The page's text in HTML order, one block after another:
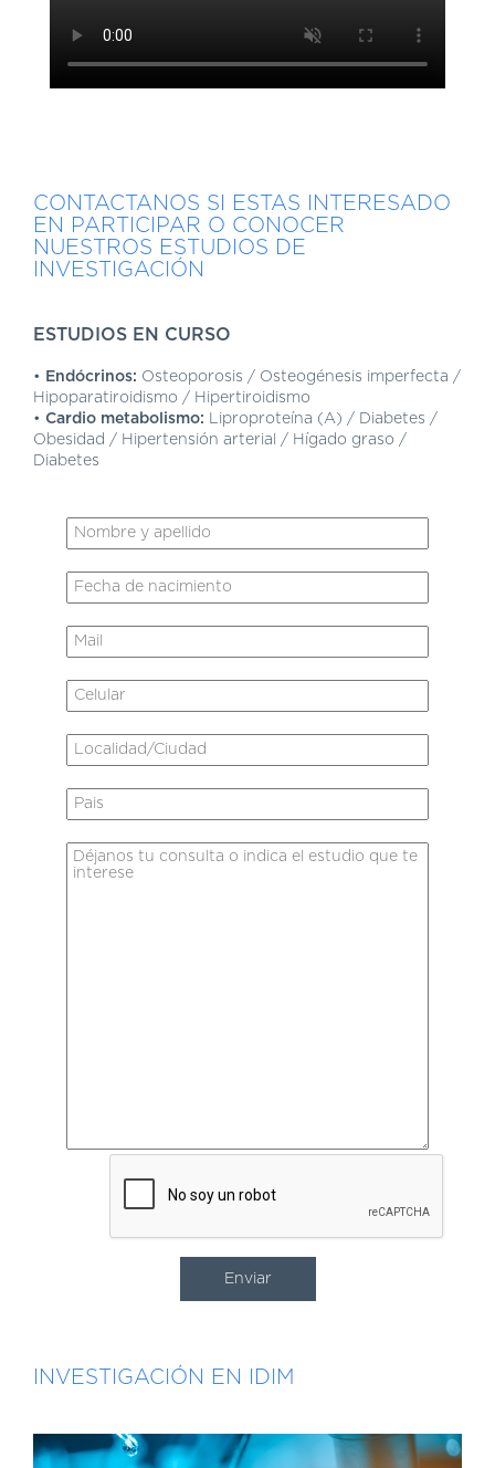
AUTOGESTIÓN
CENTRAL
DE
TURNOS
Y
RECETAS
CONTACTANOS SI ESTAS INTERESADO
EN PARTICIPAR O CONOCER
NUESTROS ESTUDIOS DE
INVESTIGACIÓN
ESTUDIOS EN CURSO
• Endócrinos: Osteoporosis / Osteogénesis imperfecta /
Hipoparatiroidismo / Hipertiroidismo
• Cardio metabolismo: Liproproteína (A) / Diabetes /
Obesidad / Hipertensión arterial / Hígado graso /
Diabetes
INVESTIGACIÓN EN IDIM